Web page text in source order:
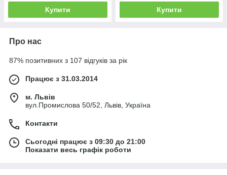
Купити Купити
Про нас
87% позитивних з 107 відгуків за рік
Працює з 31.03.2014
м. Львів
вул.Промислова 50/52, Львів, Україна
Контакти
Сьогодні працює з 09:30 до 21:00
Показати весь графік роботи